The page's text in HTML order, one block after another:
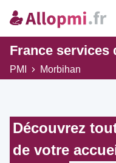
France services
PMI Morbihan
Découvrez
de votre